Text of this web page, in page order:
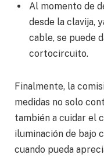
Al momento de
desde la clavija,
cable, se puede
cortocircuito.
Finalmente, la
medidas no solo
también a cuidar el
iluminación de bajo
cuando pueda